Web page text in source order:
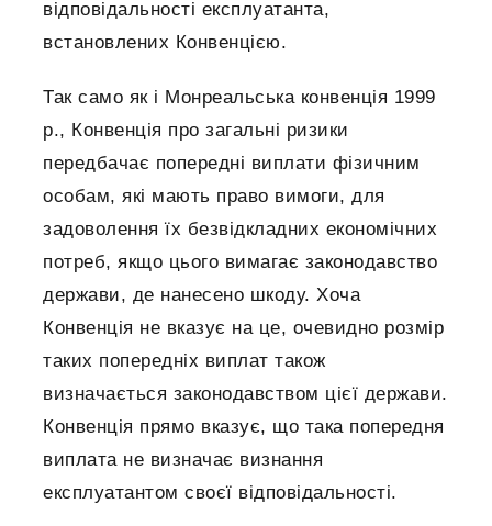
відповідальності експлуатанта,
встановлених Конвенцією.
Так само як і Монреальська конвенція 1999
р., Конвенція про загальні ризики
передбачає попередні виплати фізичним
особам, які мають право вимоги, для
задоволення їх безвідкладних економічних
потреб, якщо цього вимагає законодавство
держави, де нанесено шкоду. Хоча
Конвенція не вказує на це, очевидно розмір
таких попередніх виплат також
визначається законодавством цієї держави.
Конвенція прямо вказує, що така попередня
виплата не визначає визнання
експлуатантом своєї відповідальності.